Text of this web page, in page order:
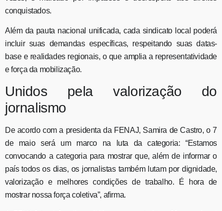
conquistados.
Além da pauta nacional unificada, cada sindicato local poderá
incluir suas demandas específicas, respeitando suas datas-
base e realidades regionais, o que amplia a representatividade
e força da mobilização.
Unidos pela valorização do
jornalismo
De acordo com a presidenta da FENAJ, Samira de Castro, o 7
de maio será um marco na luta da categoria:“Estamos
convocando a categoria para mostrar que, além de informar o
país todos os dias, os jornalistas também lutam por dignidade,
valorização e melhores condições de trabalho. É hora de
mostrar nossa força coletiva”, afirma.